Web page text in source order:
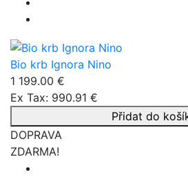
Bio krb Ignora Nino
1 199.00 €
Ex Tax: 990.91 €
Přidat do
DOPRAVA
ZDARMA!